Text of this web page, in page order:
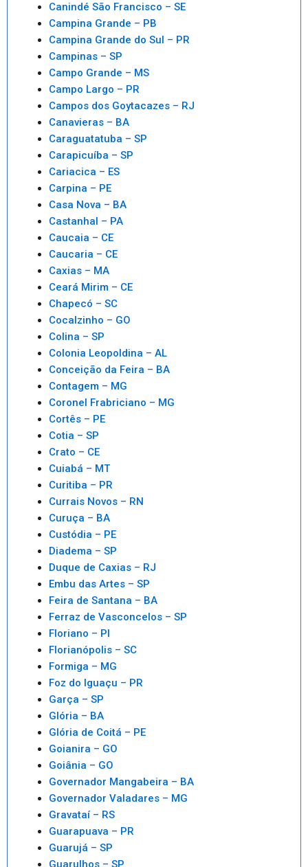
Canindé São Francisco – SE
Campina Grande – PB
Campina Grande do Sul – PR
Campinas – SP
Campo Grande – MS
Campo Largo – PR
Campos dos Goytacazes – RJ
Canavieras – BA
Caraguatatuba – SP
Carapicuíba – SP
Cariacica – ES
Carpina – PE
Casa Nova – BA
Castanhal – PA
Caucaia – CE
Caucaria – CE
Caxias – MA
Ceará Mirim – CE
Chapecó – SC
Cocalzinho – GO
Colina – SP
Colonia Leopoldina – AL
Conceição da Feira – BA
Contagem – MG
Coronel Frabriciano – MG
Cortês – PE
Cotia – SP
Crato – CE
Cuiabá – MT
Curitiba – PR
Currais Novos – RN
Curuça – BA
Custódia – PE
Diadema – SP
Duque de Caxias – RJ
Embu das Artes – SP
Feira de Santana – BA
Ferraz de Vasconcelos – SP
Floriano – PI
Florianópolis – SC
Formiga – MG
Foz do Iguaçu – PR
Garça – SP
Glória – BA
Glória de Coitá – PE
Goianira – GO
Goiânia – GO
Governador Mangabeira – BA
Governador Valadares – MG
Gravataí – RS
Guarapuava – PR
Guarujá – SP
Guarulhos – SP